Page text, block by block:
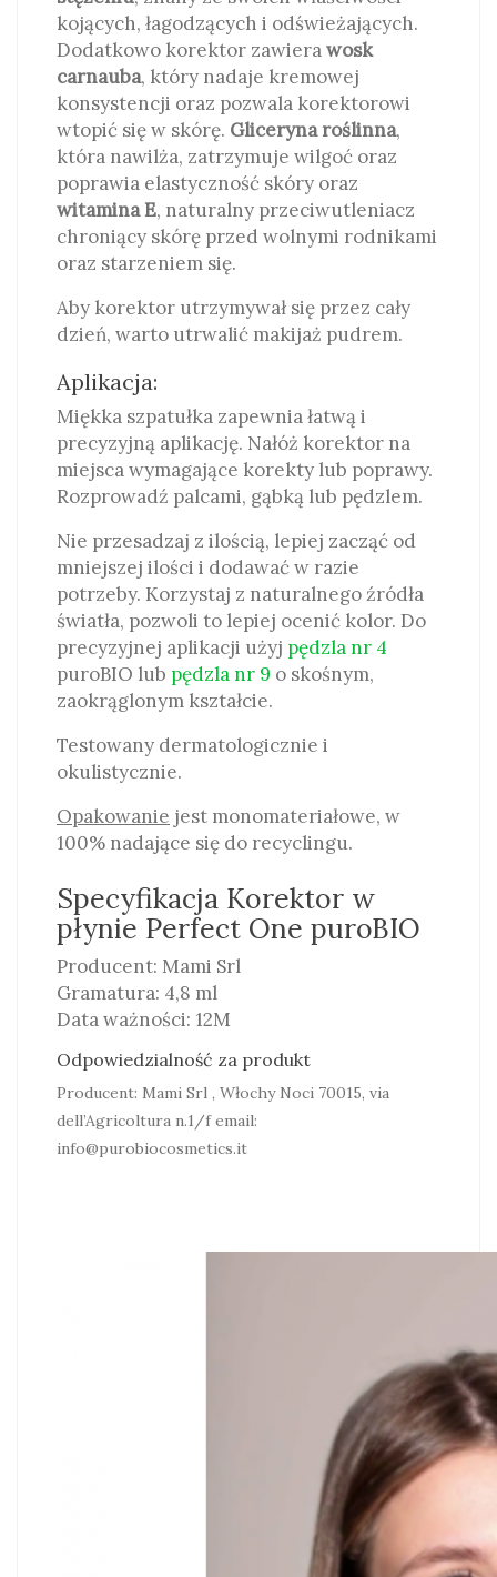
kojących, łagodzących i odświeżających.
Dodatkowo korektor zawierawosk
carnauba, który nadaje kremowej
konsystencji oraz pozwala korektorowi
wtopić się w skórę. Gliceryna roślinna,
która nawilża, zatrzymuje wilgoć oraz
poprawia elastyczność skóry oraz
witamina E, naturalny przeciwutleniacz
chroniący skórę przed wolnymi rodnikami
oraz starzeniem się.
Aby korektor utrzymywał się przez cały
dzień, warto utrwalić makijaż pudrem.
Aplikacja:
Miękka szpatułka zapewnia łatwą i
precyzyjną aplikację. Nałóż korektor na
miejsca wymagające korekty lub poprawy.
Rozprowadź palcami, gąbką lub pędzlem.
Nie przesadzaj z ilością, lepiej zacząć od
mniejszej ilości i dodawać w razie
potrzeby. Korzystaj z naturalnego źródła
światła, pozwoli to lepiej ocenić kolor. Do
precyzyjnej aplikacji użyj pędzla nr 4
puroBIO lub pędzla nr 9 o skośnym,
zaokrąglonym kształcie.
Testowany dermatologicznie i
okulistycznie.
Opakowanie jest monomateriałowe, w
100% nadające się do recyclingu.
Specyfikacja Korektor w
płynie Perfect One puroBIO
Producent: Mami Srl
Gramatura: 4,8 ml
Data ważności: 12M
Odpowiedzialność za produkt
Producent: Mami Srl , Włochy Noci 70015, via
dell’Agricoltura n.1/f email:
info@purobiocosmetics.it